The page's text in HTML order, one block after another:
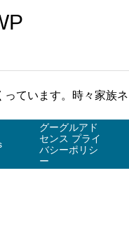
ています。時々家族
グーグルアド
センス プライ
バシーポリシ
ー